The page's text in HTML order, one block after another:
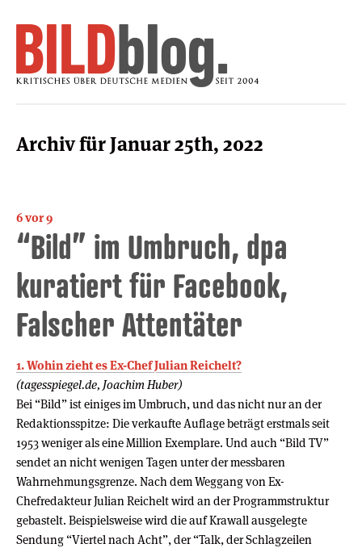
Archiv für Januar 25th, 2022
6 vor 9
“Bild” im Umbruch, dpa
kuratiert für Facebook,
Falscher Attentäter
1. Wohin zieht es Ex-Chef Julian Reichelt?
(tagesspiegel.de, Joachim Huber)
Bei “Bild” ist einiges im Umbruch, und das nicht nur an der
Redaktionsspitze: Die verkaufte Auflage beträgt erstmals seit
1953 weniger als eine Million Exemplare. Und auch “Bild TV”
sendet an nicht wenigen Tagen unter der messbaren
Wahrnehmungsgrenze. Nach dem Weggang von Ex-
Chefredakteur Julian Reichelt wird an der Programmstruktur
gebastelt. Beispielsweise wird die auf Krawall ausgelegte
Sendung “Viertel nach Acht”, der “Talk, der Schlagzeilen